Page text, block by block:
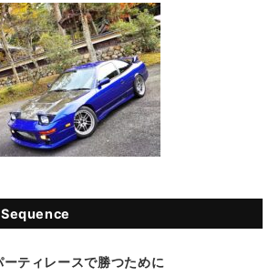
ーティレースで勝つために